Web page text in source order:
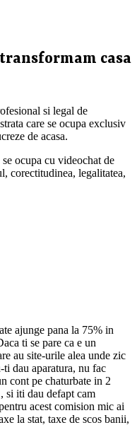
casa
si legal de
care se ocupa exclusiv
de acasa.
ocupa cu videochat de
corectitudinea, legalitatea,
ajunge pana la 75% in
ti se pare ca e un
au site-urile alea unde zic
dau aparatura, nu fac
cont pe chaturbate in 2
si iti dau defapt cam
acest comision mic ai
la stat, taxe de scos banii,